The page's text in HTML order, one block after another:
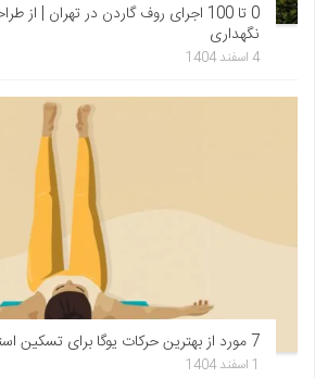
0 تا 100 اجرای روف گاردن در تهران | از
نگهداری
4 اسفند 1404
7 مورد از بهترین حرکات یوگا برای تسکین استرس
1 اسفند 1404